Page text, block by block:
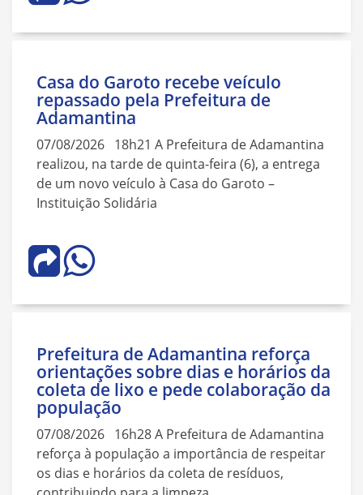
Casa do Garoto recebe veículo
repassado pela Prefeitura de
Adamantina
07/08/2026 18h21 A Prefeitura de Adamantina
realizou, na tarde de quinta-feira (6), a entrega
de um novo veículo à Casa do Garoto –
Instituição Solidária
Prefeitura de Adamantina reforça
orientações sobre dias e horários da
coleta de lixo e pede colaboração da
população
07/08/2026 16h28 A Prefeitura de Adamantina
reforça à população a importância de respeitar
os dias e horários da coleta de resíduos,